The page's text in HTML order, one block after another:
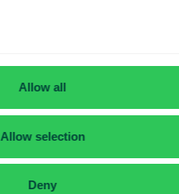
Allow all
Allow selection
Deny